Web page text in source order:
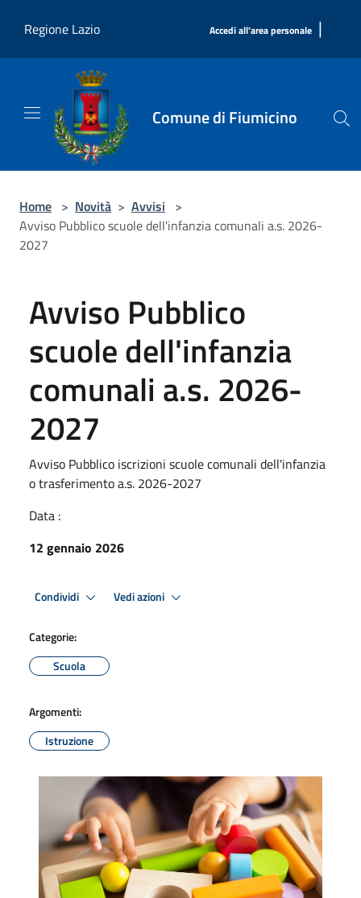
Regione Lazio
Accedi all'area personale |
Comune di Fiumicino
Home > Novità > Avvisi >
Avviso Pubblico scuole dell'infanzia comunali a.s. 2026-
2027
Avviso Pubblico
scuole dell'infanzia
comunali a.s. 2026-
2027
Avviso Pubblico iscrizioni scuole comunali dell'infanzia
o trasferimento a.s. 2026-2027
Data :
12 gennaio 2026
Condividi Vedi azioni
Categorie:
Scuola
Argomenti:
Istruzione